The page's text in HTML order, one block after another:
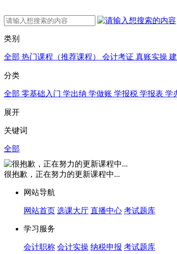
类别
全部 热门课程（推荐课程） 会计考证 真账实操
分类
全部 零基础入门 学出纳 学做账 学报税 学报表 学
展开
关键词
全部
很抱歉，正在努力的更新课程中...
网站导航
网站首页 选课大厅 直播中心 考试题库
学习服务
会计职称 会计实操 纳税申报 考试题库